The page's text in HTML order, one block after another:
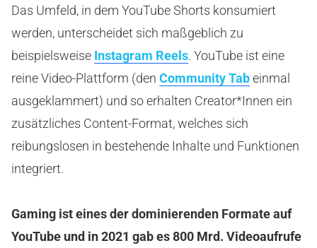
Das Umfeld, in dem YouTube Shorts konsumiert
werden, unterscheidet sich maßgeblich zu
beispielsweise Instagram Reels. YouTube ist eine
reine Video-Plattform (den Community Tabeinmal
ausgeklammert) und so erhalten Creator*Innen ein
zusätzliches Content-Format, welches sich
reibungslosen in bestehende Inhalte und Funktionen
integriert.
Gaming ist eines der dominierenden Formate auf
YouTube und in 2021 gab es 800 Mrd. Videoaufrufe